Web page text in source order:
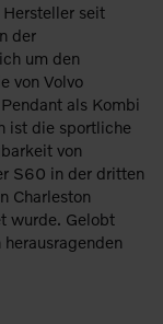
seit
der
um den
von Volvo
als Kombi
ist die sportliche
von
S60 in der dritten
Charleston
wurde. Gelobt